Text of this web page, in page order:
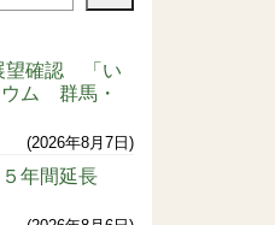
望確認 「い
ム 群馬・
2026年8月7日
５年間延長